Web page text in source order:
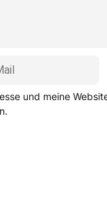
und meine